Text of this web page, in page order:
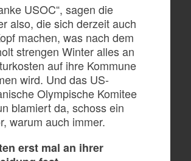
USOC“, sagen die
also, die sich derzeit auch
machen, was nach dem
strengen Winter alles an
auf ihre Kommune
wird. Und das US-
Olympische Komitee
blamiert da, schoss ein
warum auch immer.
erst mal an ihrer